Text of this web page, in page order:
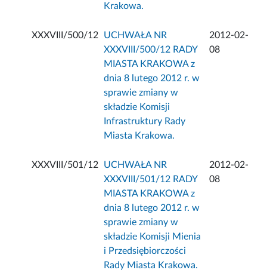
Krakowa.
XXXVIII/500/12
UCHWAŁA NR
XXXVIII/500/12 RADY
MIASTA KRAKOWA z
dnia 8 lutego 2012 r. w
sprawie zmiany w
składzie Komisji
Infrastruktury Rady
Miasta Krakowa.
2012-02-
08
XXXVIII/501/12
UCHWAŁA NR
XXXVIII/501/12 RADY
MIASTA KRAKOWA z
dnia 8 lutego 2012 r. w
sprawie zmiany w
składzie Komisji Mienia
i Przedsiębiorczości
Rady Miasta Krakowa.
2012-02-
08